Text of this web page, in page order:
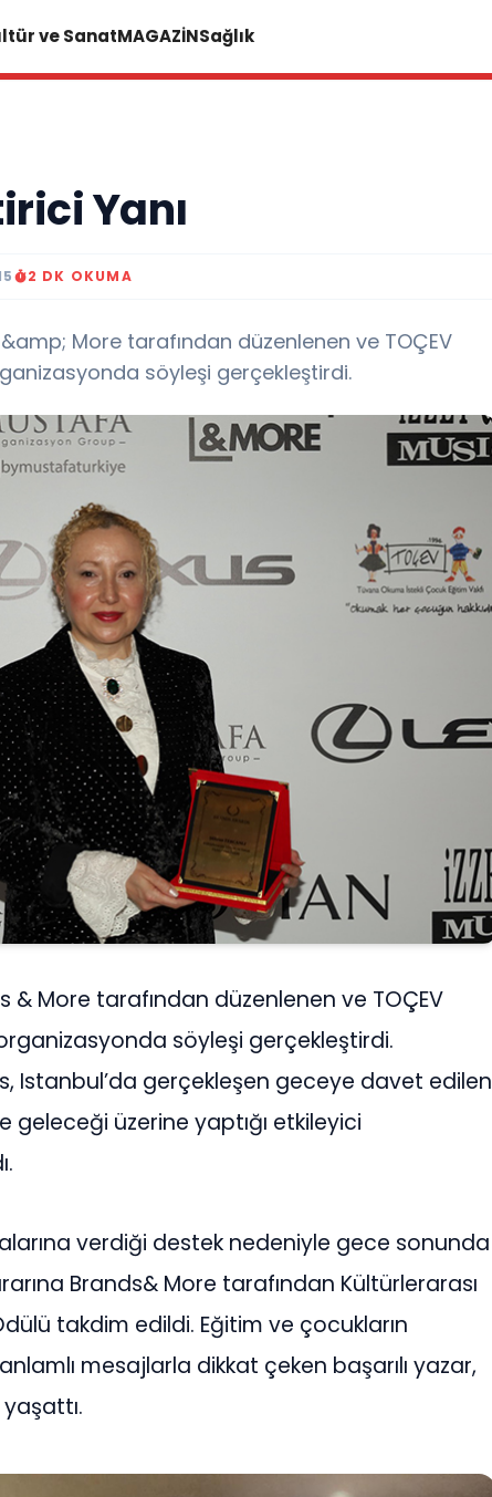
ve SanatMAGAZİNSağlık
Yanı
2 DK OKUMA
More tarafından düzenlenen ve TOÇEV
söyleşi gerçekleştirdi.
& More tarafından düzenlenen ve TOÇEV
söyleşi gerçekleştirdi.
Istanbul’da gerçekleşen geceye davet edilen
geleceği üzerine yaptığı etkileyici
verdiği destek nedeniyle gece sonunda
Brands& More tarafından Kültürlerarası
takdim edildi. Eğitim ve çocukların
mesajlarla dikkat çeken başarılı yazar,